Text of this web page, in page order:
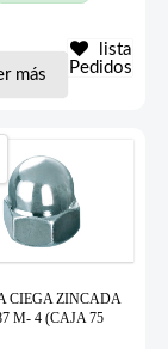
más
lista
Pedidos
CIEGA ZINCADA
M- 4 (CAJA 75